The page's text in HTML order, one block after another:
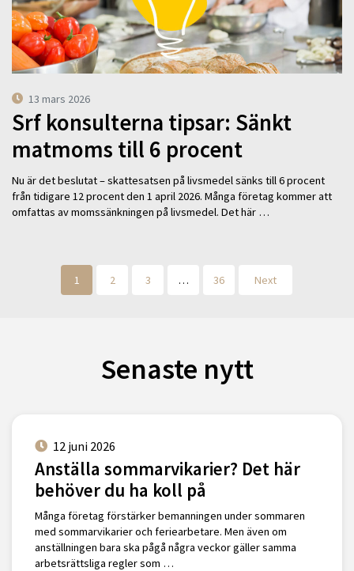
13 mars 2026
Srf konsulterna tipsar: Sänkt
matmoms till 6 procent
Nu är det beslutat – skattesatsen på livsmedel sänks till 6 procent
från tidigare 12 procent den 1 april 2026. Många företag kommer att
omfattas av momssänkningen på livsmedel. Det här …
1 2 3 … 36 Next
Senaste nytt
12 juni 2026
Anställa sommarvikarier? Det här
behöver du ha koll på
Många företag förstärker bemanningen under sommaren
med sommarvikarier och feriearbetare. Men även om
anställningen bara ska pågå några veckor gäller samma
arbetsrättsliga regler som …